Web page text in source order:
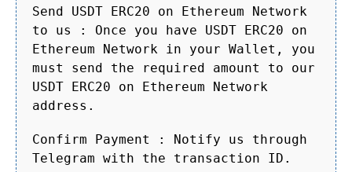
Send USDT ERC20 on Ethereum Network
to us : Once you have USDT ERC20 on
Ethereum Network in your Wallet, you
must send the required amount to our
USDT ERC20 on Ethereum Network
address.
Confirm Payment : Notify us through
Telegram with the transaction ID.